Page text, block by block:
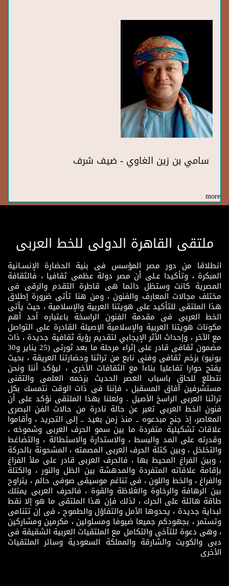
سامي بن زين الغاوي - ضيف شرف
more
ملتقى القاهرة الدولى للخط العربى
انطلاقا من دور مصر المؤسس فى بنية الحضارة الإنسـانية
المبكرة ، وتأكيدا عـلى أن مصر دولة عظمى ثقافيا ، فالثقافة
المصرية كانت وستظل دائما هى قاطرة التقدم والرقى فى
مختلف مجالات المعارف والفنون ، ومن هنا تأتى ضرورة إطلاق
هذا الملتقى للتأكيد على هويتنا العربية والإسلامية ، حيث يأتى
الخط العربى فى مقدمة الفنون الراسخة باعتباره أحد أهم
مكونات هويتنا العربية والإسلامية الإصيلة القادرة على التواصل
مع الآخر ، وإحداث الأثر الإيجابي لتقديم رؤية ثقافية جديدة ، ذات
مضمون ثقافى قادر على إثراء مرحلة ما بعد ثورتى (25 يناير و30
يونيو) بزخم ثقافى وفنى نابع من تراثنا وحضارتنا العريقة ، بحيث
يفتح حوارا تفاعليا بناءاً مع الثقافات الأخرى ، ليؤكد أننا ونحن
نتطلع للحاق باسباب العصر الحديث بزخمه العلمى والتقنى
مستشرفين آفاق المسقبل ، فإننا فى ذات الوقت نتمسك بكل
تراثنا العربى الراسخ الأصيل . ولعلنا بهذا الملتقى نؤكد على أن
فنون الخط العربى تعبر عن حالة نادرة من حالات الفن البصرى
المعاصر، إذ جنح مبدعوه ــ منذ زمن بعيد ــ إلى التجريد ، وأقاموا
علاقات تشكيلية متفردة ما بين سمو الحرف العربى وشموخه ،
وقدرته على المد والبسط ، والاستدارة والاستطالة ، والتضاغط
والتخلخل ، وبين كتلة الحرف العربى المصمته ، المشحونة بالحركة
، وبين الفراغ المحيط بها ، فالحرف العربى قادر على ملأ الفراغ
بإقامة علاقاته المتفردة والمدهشة بين الظل والنور ، والكتلة
والفراغ ، والخط واللون ، فى تناغم موسيقى صوفى حالم ، يتراوح
بين الرهافة والرخاوة والغلاظة والقوة ، فالحرف العربى يمتلك
طاقة هائلة على الحرك ، لذلك فإن هذا الملتقى ما هو إلا نقط
لبداية جديدة ، يحدوها الأمل والتفاؤل والطموح ، فى إن تتنامى
وتستمر ، بجهودكم جميعا ضيوفا ومسئولين ، مكرمين ومشاركين
، وهى دعوة للتآخى والتكامل مع الملتقيات العربية الشقيقة فى
دبى والكويت والشارقة والمملكة السعودية وسائر الملتقيات
الأخرى